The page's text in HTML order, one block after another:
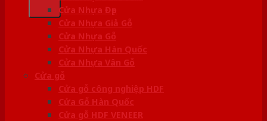
Cửa Nhựa Đẹp
Cửa Nhựa Giả Gỗ
Cửa Nhựa Gỗ
Cửa Nhựa Hàn Quốc
Cửa Nhựa Vân Gỗ
Cửa gỗ
Cửa gỗ công nghiệp HDF
Cửa Gỗ Hàn Quốc
Cửa gỗ HDF VENEER